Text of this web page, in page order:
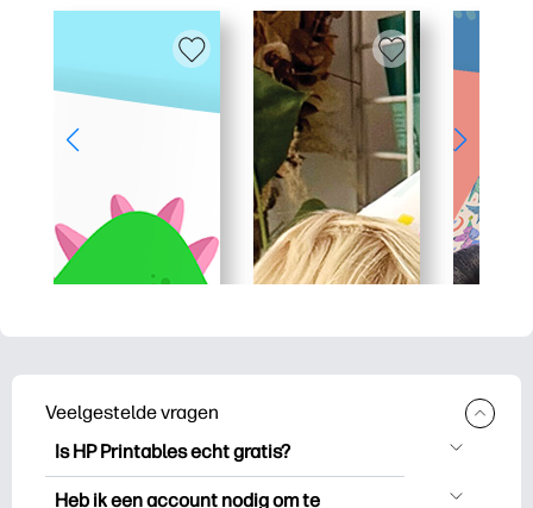
Veelgestelde vragen
Is HP Printables echt gratis?
HP Printables biedt meer dan 2.500
Heb ik een account nodig om te